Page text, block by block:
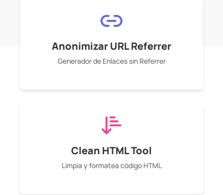
Anonimizar URL Referrer
Generador de Enlaces sin Referrer
Clean HTML Tool
Limpia y formatea código HTML